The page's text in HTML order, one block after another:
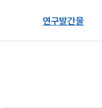
연구발간물